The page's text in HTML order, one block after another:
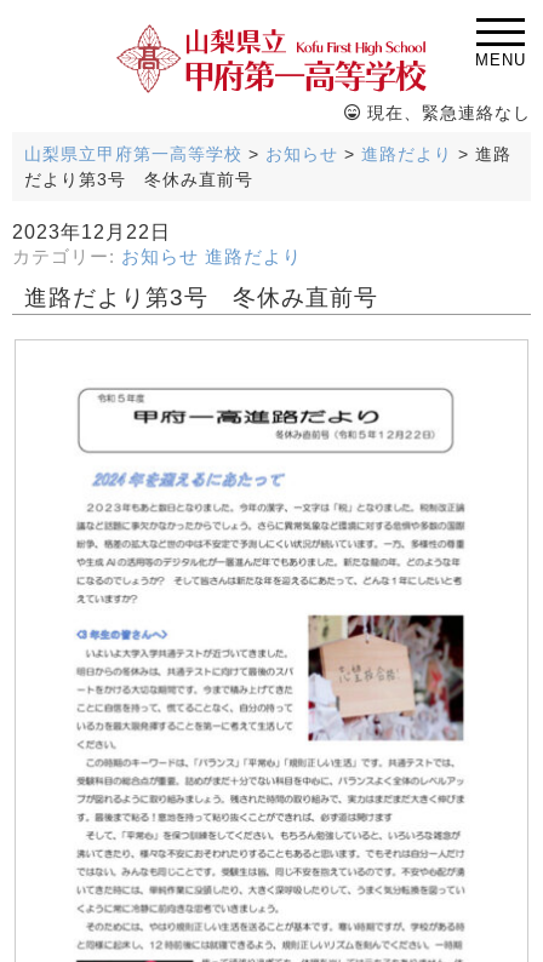
MENU
現在、緊急連絡なし
山梨県立甲府第一高等学校 > お知らせ > 進路だより > 進路
だより第3号 冬休み直前号
2023年12月22日
カテゴリー: お知らせ 進路だより
進路だより第3号 冬休み直前号